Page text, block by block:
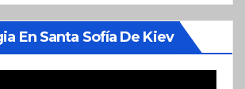
En Santa Sofía De Kiev